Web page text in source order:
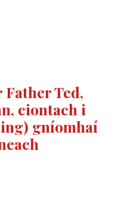
Ted,
ciontach i
gníomhaí